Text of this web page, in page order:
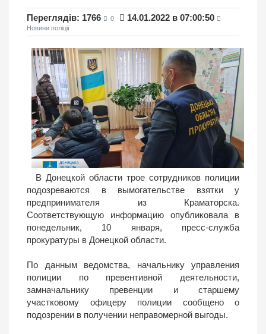
Переглядів: 1766 0 14.01.2022 в 07:00:50
Новини поліції
В Донецкой области трое сотрудников полиции
подозреваются в вымогательстве взятки у
предпринимателя из Краматорска.
Соответствующую информацию опубликовала в
понедельник, 10 января, пресс-служба
прокуратуры в Донецкой области.
По данным ведомства, начальнику управления
полиции по превентивной деятельности,
замначальнику превенции и старшему
участковому офицеру полиции сообщено о
подозрении в получении неправомерной выгоды.